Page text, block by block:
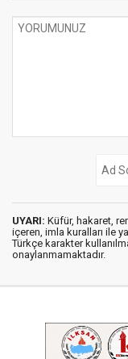
UYARI: Küfür, hakaret,
içeren, imla kuralları ile
Türkçe karakter
onaylanmamaktadır.